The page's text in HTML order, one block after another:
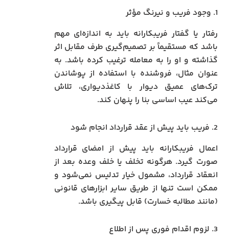
1. وجود فریب و نیرنگ مؤثر
رفتار یا گفتار فریبکارانه باید به اندازه‌ای مهم
باشد که مستقیماً بر تصمیم‌گیری طرف مقابل اثر
گذاشته و او را به معامله ترغیب کرده باشد. به
عنوان مثال، فروشنده با استفاده از پوشاندن
ترک‌های عمیق دیوار با کاغذدیواری، تلاش
می‌کند عیب اساسی بنا را پنهان کند.
2. فریب باید پیش از عقد قرارداد انجام شود
اعمال فریبکارانه باید پیش از امضای قرارداد
صورت گیرد. هرگونه تخلف یا خلف وعده بعد از
انعقاد قرارداد، مشمول خیار تدلیس نمی‌شود و
ممکن است تنها از طریق سایر ابزارهای قانونی
(مانند مطالبه خسارت) قابل پیگیری باشد.
3. لزوم اقدام فوری پس از اطلاع